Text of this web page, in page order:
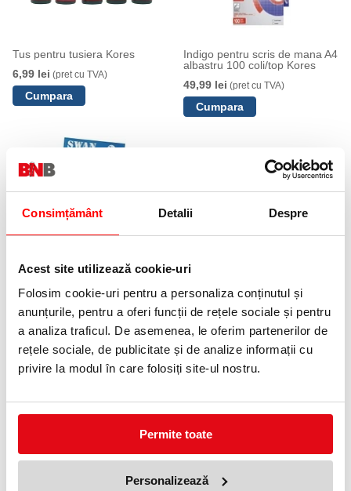
Consimțământ Detalii Despre
Acest site utilizează cookie-uri
Folosim cookie-uri pentru a personaliza conținutul și
anunțurile, pentru a oferi funcții de rețele sociale și pentru
a analiza traficul. De asemenea, le oferim partenerilor de
rețele sociale, de publicitate și de analize informații cu
privire la modul în care folosiți site-ul nostru.
Permite toate
Personalizează
Tus pentru tusiera Kores
6,99 lei (pret cu TVA)
Indigo pentru scris de mana A4
albastru 100 coli/top Kores
49,99 lei (pret cu TVA)
albastru
(pret cu TVA)
NOUTATI